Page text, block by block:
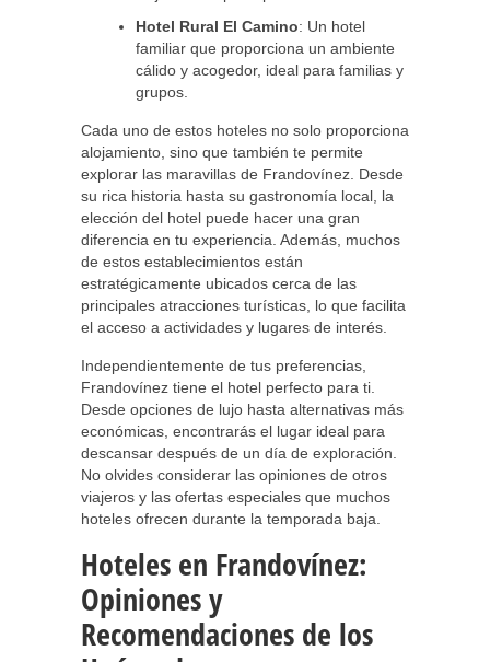
Hotel Rural El Camino: Un hotel
familiar que proporciona un ambiente
cálido y acogedor, ideal para familias y
grupos.
Cada uno de estos hoteles no solo proporciona
alojamiento, sino que también te permite
explorar las maravillas de Frandovínez. Desde
su rica historia hasta su gastronomía local, la
elección del hotel puede hacer una gran
diferencia en tu experiencia. Además, muchos
de estos establecimientos están
estratégicamente ubicados cerca de las
principales atracciones turísticas, lo que facilita
el acceso a actividades y lugares de interés.
Independientemente de tus preferencias,
Frandovínez tiene el hotel perfecto para ti.
Desde opciones de lujo hasta alternativas más
económicas, encontrarás el lugar ideal para
descansar después de un día de exploración.
No olvides considerar las opiniones de otros
viajeros y las ofertas especiales que muchos
hoteles ofrecen durante la temporada baja.
Hoteles en Frandovínez:
Opiniones y
Recomendaciones de los